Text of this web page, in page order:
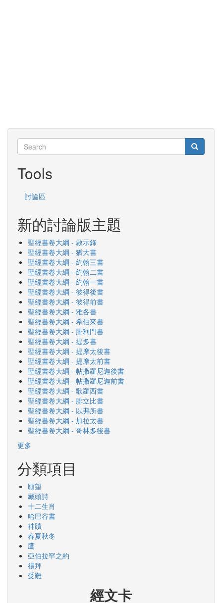
Search
Search Search
Tools
討論區
新的討論版主題
聖經書卷大綱 - 啟示錄
聖經書卷大綱 - 猶大書
聖經書卷大綱 - 約翰三書
聖經書卷大綱 - 約翰二書
聖經書卷大綱 - 約翰一書
聖經書卷大綱 - 彼得後書
聖經書卷大綱 - 彼得前書
聖經書卷大綱 - 雅各書
聖經書卷大綱 - 希伯來書
聖經書卷大綱 - 腓利門書
聖經書卷大綱 - 提多書
聖經書卷大綱 - 提摩太後書
聖經書卷大綱 - 提摩太前書
聖經書卷大綱 - 帖撒羅尼迦後書
聖經書卷大綱 - 帖撒羅尼迦前書
聖經書卷大綱 - 歌羅西書
聖經書卷大綱 - 腓立比書
聖經書卷大綱 - 以弗所書
聖經書卷大綱 - 加拉太書
聖經書卷大綱 - 哥林多後書
更多
分類項目
願望
藏頭詩
十二生肖
哈巴谷書
神蹟
春夏秋冬
鷹
亞伯拉罕之約
禮拜
受難
經文卡